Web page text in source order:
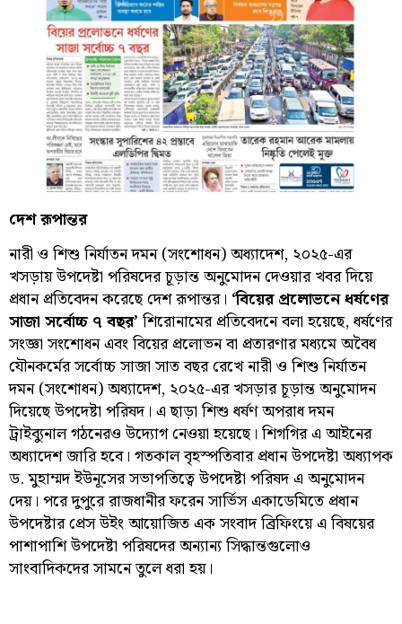
দেশ রূপান্তর
নারী ও শিশু নির্যাতন দমন (সংশোধন) অধ্যাদেশ, ২০২৫-এর
খসড়ায় উপদেষ্টা পরিষদের চূড়ান্ত অনুমোদন দেওয়ার খবর দিয়ে
প্রধান প্রতিবেদন করেছে দেশ রূপান্তর। ‘বিয়ের প্রলোভনে ধর্ষণের
সাজা সর্বোচ্চ ৭ বছর’ শিরোনামের প্রতিবেদনে বলা হয়েছে, ধর্ষণের
সংজ্ঞা সংশোধন এবং বিয়ের প্রলোভন বা প্রতারণার মধ্যমে অবৈধ
যৌনকর্মের সর্বোচ্চ সাজা সাত বছর রেখে নারী ও শিশু নির্যাতন
দমন (সংশোধন) অধ্যাদেশ, ২০২৫-এর খসড়ার চূড়ান্ত অনুমোদন
দিয়েছে উপদেষ্টা পরিষদ। এ ছাড়া শিশু ধর্ষণ অপরাধ দমন
ট্রাইব্যুনাল গঠনেরও উদ্যোগ নেওয়া হয়েছে। শিগগির এ আইনের
অধ্যাদেশ জারি হবে। গতকাল বৃহস্পতিবার প্রধান উপদেষ্টা অধ্যাপক
ড. মুহাম্মদ ইউনূসের সভাপতিত্বে উপদেষ্টা পরিষদ এ অনুমোদন
দেয়। পরে দুপুরে রাজধানীর ফরেন সার্ভিস একাডেমিতে প্রধান
উপদেষ্টার প্রেস উইং আয়োজিত এক সংবাদ ব্রিফিংয়ে এ বিষয়ের
পাশাপাশি উপদেষ্টা পরিষদের অন্যান্য সিদ্ধান্তগুলোও
সাংবাদিকদের সামনে তুলে ধরা হয়।